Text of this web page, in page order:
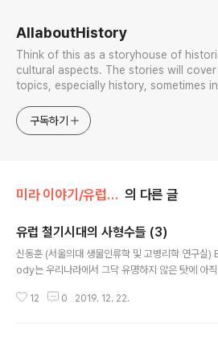
AllaboutHistory
Think of this as a storyhouse of
cultural aspects. The stories will
topics, especially history, sometimes
approach will be to resist any common
generalized viewpoint
구독하기
미라 이야기/유럽 니탄 미라 (Bog Bodies) 의 다른 글
유럽 철기시대의 사형수들 (3)
신동훈 (서울의대 생물인류학 및 고병리학 연구실)
ody는 우리나라에서 그닥 유명하지 않은 탓에 아직
g body를 우리 말로 "늪지미라" 정도로 번역하고자
12 0 2019. 12. 22.